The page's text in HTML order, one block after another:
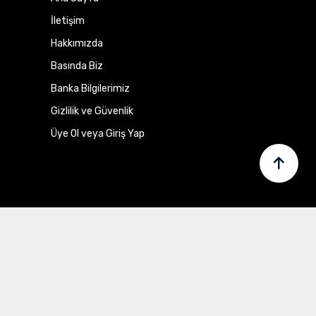
İletişim
Hakkımızda
Basında Biz
Banka Bilgilerimiz
Gizlilik ve Güvenlik
Üye Ol veya Giriş Yap